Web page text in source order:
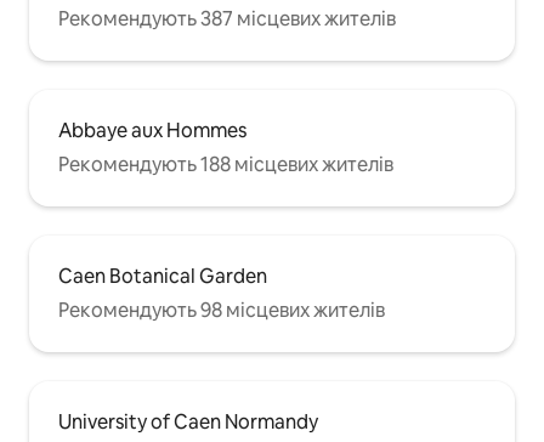
Рекомендують 387 місцевих жителів
Abbaye aux Hommes
Рекомендують 188 місцевих жителів
Caen Botanical Garden
Рекомендують 98 місцевих жителів
University of Caen Normandy